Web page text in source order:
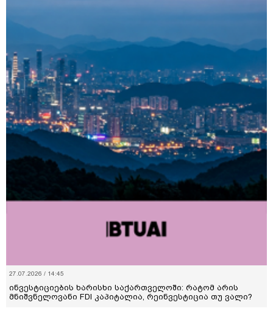
27.07.2026 / 14:45
ინვესტიციების ხარისხი საქართველოში: რატომ არის
მნიშვნელოვანი FDI კაპიტალია, რეინვესტიცია თუ ვალი?